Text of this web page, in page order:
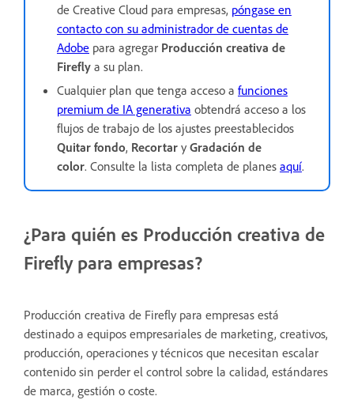
de Creative Cloud para empresas, póngase en
contacto con su administrador de cuentas de
Adobe para agregar Producción creativa de
Firefly a su plan.
Cualquier plan que tenga acceso a funciones
premium de IA generativa obtendrá acceso a los
flujos de trabajo de los ajustes preestablecidos
Quitar fondo, Recortar y Gradación de
color. Consulte la lista completa de planes aquí.
¿Para quién es Producción creativa de
Firefly para empresas?
Producción creativa de Firefly para empresas está
destinado a equipos empresariales de marketing, creativos,
producción, operaciones y técnicos que necesitan escalar
contenido sin perder el control sobre la calidad, estándares
de marca, gestión o coste.